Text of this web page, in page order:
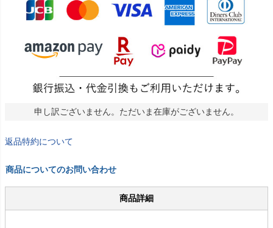
申し訳ございません。ただいま在庫がございません。
返品特約について
商品についてのお問い合わせ
商品詳細